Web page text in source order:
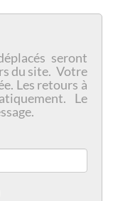
seront
du site. Votre
Les retours à
Le